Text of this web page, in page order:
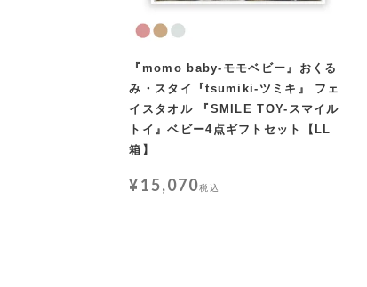
『momo baby-モモベビー』おくる
み・スタイ『tsumiki-ツミキ』 フェ
イスタオル 『SMILE TOY-スマイル
トイ』ベビー4点ギフトセット【LL
箱】
¥15,070税込